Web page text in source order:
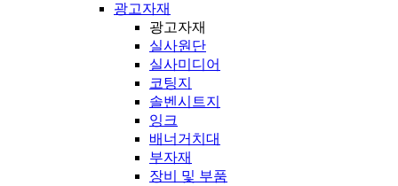
광고자재
광고자재
실사원단
실사미디어
코팅지
솔벤시트지
잉크
배너거치대
부자재
장비 및 부품